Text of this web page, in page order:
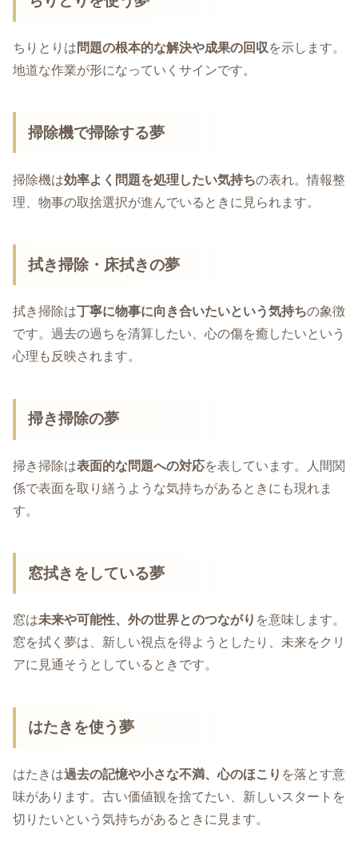
ちりとりは問題の根本的な解決や成果の回収 を示します。
地道な作業が形になっていくサインです。
掃除機で掃除する夢
掃除機は効率よく問題を処理したい気持ちの表れ。情報整
理、物事の取捨選択が進んでいるときに見られます。
拭き掃除・床拭きの夢
拭き掃除は丁寧に物事に向き合いたいという気持ちの象徴
です。過去の過ちを清算したい、心の傷を癒したいという
心理も反映されます。
掃き掃除の夢
掃き掃除は表面的な問題への対応を表しています。人間関
係で表面を取り繕うような気持ちがあるときにも現れま
す。
窓拭きをしている夢
窓は未来や可能性、外の世界とのつながり を意味します。
窓を拭く夢は、新しい視点を得ようとしたり、未来をクリ
アに見通そうとしているときです。
はたきを使う夢
はたきは過去の記憶や小さな不満、心のほこり を落とす意
味があります。古い価値観を捨てたい、新しいスタートを
切りたいという気持ちがあるときに見ます。